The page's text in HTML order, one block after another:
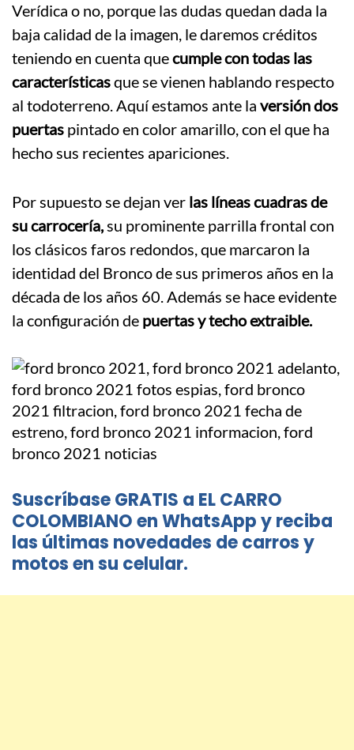
Verídica o no, porque las dudas quedan dada la
baja calidad de la imagen, le daremos créditos
teniendo en cuenta quecumple con todas las
característicasque se vienen hablando respecto
al todoterreno. Aquí estamos ante la versión dos
puertas pintado en color amarillo, con el que ha
hecho sus recientes apariciones.
Por supuesto se dejan ver las líneas cuadras de
su carrocería,su prominente parrilla frontal con
los clásicos faros redondos, que marcaron la
identidad del Bronco de sus primeros años en la
década de los años 60. Además se hace evidente
la configuración de puertas y techo extraible.
Suscríbase GRATIS a EL CARRO
COLOMBIANO en WhatsApp y reciba
las últimas novedades de carros y
motos en su celular.